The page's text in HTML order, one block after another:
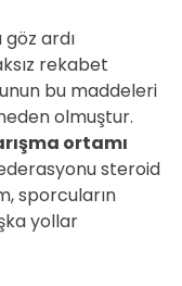
ardı
rekabet
bu maddeleri
olmuştur.
ortamı
steroid
sporcuların
yollar